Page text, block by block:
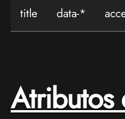
title data-*
Atributos